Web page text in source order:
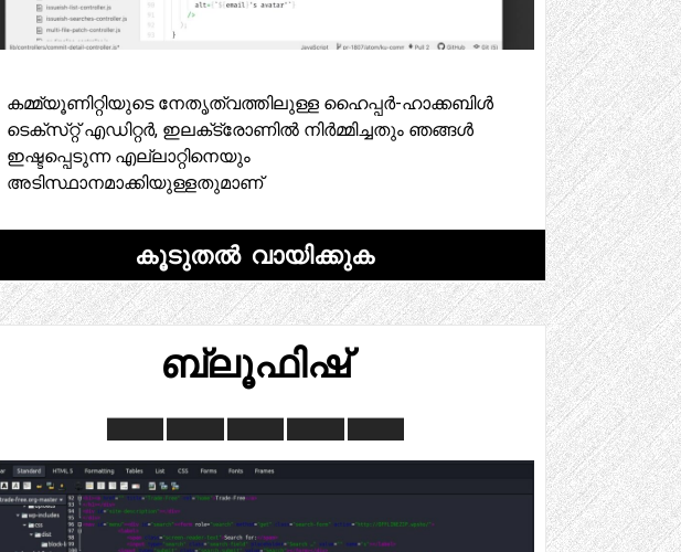
കമ്മ്യൂണിറ്റിയുടെ നേതൃത്വത്തിലുള്ള ഹൈപ്പർ-ഹാക്കബിൾ
ടെക്‌സ്‌റ്റ് എഡിറ്റർ, ഇലക്‌ട്രോണിൽ നിർമ്മിച്ചതും ഞങ്ങൾ
ഇഷ്ടപ്പെടുന്ന എല്ലാറ്റിനെയും
അടിസ്ഥാനമാക്കിയുള്ളതുമാണ്
കൂടുതൽ വായിക്കുക
ബ്ലൂഫിഷ്